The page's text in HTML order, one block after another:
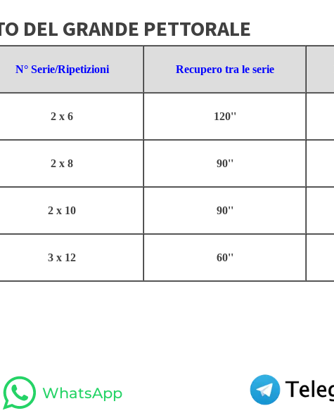
DEL GRANDE PETTORALE
N° Serie/Ripetizioni Recupero tra le serie
2 x 6 120''
2 x 8 90''
2 x 10 90''
3 x 12 60''
WhatsApp